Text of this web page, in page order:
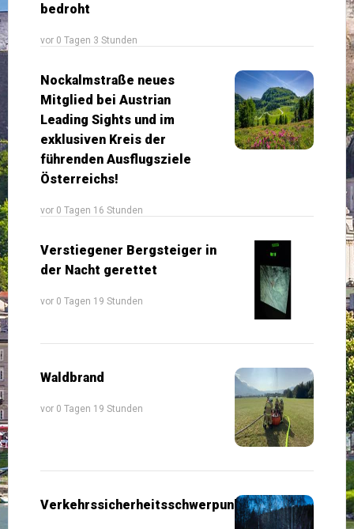
bedroht
vor 0 Tagen 3 Stunden
Nockalmstraße neues
Mitglied bei Austrian
Leading Sights und im
exklusiven Kreis der
führenden Ausflugsziele
Österreichs!
vor 0 Tagen 16 Stunden
Verstiegener Bergsteiger in
der Nacht gerettet
vor 0 Tagen 19 Stunden
Waldbrand
vor 0 Tagen 19 Stunden
Verkehrssicherheitsschwerpunkte